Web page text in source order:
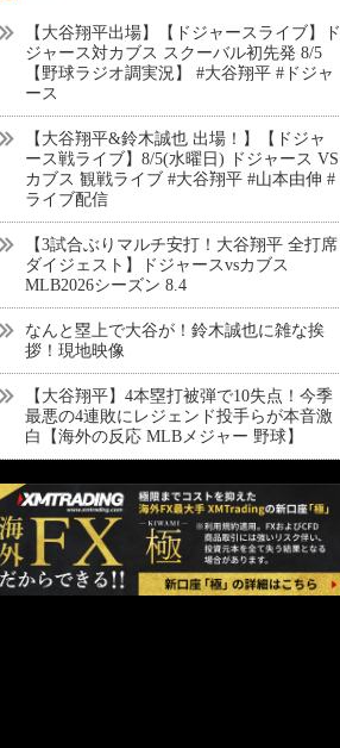
【大谷翔平出場】【ドジャースライブ】ド
ジャース対カブス スクーバル初先発 8/5
【野球ラジオ調実況】 #大谷翔平 #ドジャ
ース
【大谷翔平&鈴木誠也 出場！】【ドジャ
ース戦ライブ】8/5(水曜日) ドジャース VS
カブス 観戦ライブ #大谷翔平 #山本由伸 #
ライブ配信
【3試合ぶりマルチ安打！大谷翔平 全打席
ダイジェスト】ドジャースvsカブス
MLB2026シーズン 8.4
なんと塁上で大谷が！鈴木誠也に雑な挨
拶！現地映像
【大谷翔平】4本塁打被弾で10失点！今季
最悪の4連敗にレジェンド投手らが本音激
白【海外の反応 MLBメジャー 野球】